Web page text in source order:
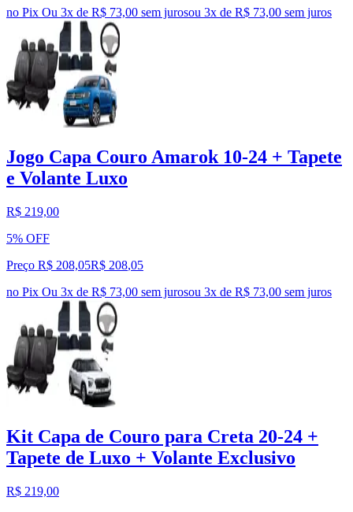
no Pix Ou 3x de R$ 73,00 sem jurosou 3x de R$ 73,00 sem juros
Jogo Capa Couro Amarok 10-24 + Tapete
e Volante Luxo
R$ 219,00
5% OFF
Preço R$ 208,05R$ 208,05
no Pix Ou 3x de R$ 73,00 sem jurosou 3x de R$ 73,00 sem juros
Kit Capa de Couro para Creta 20-24 +
Tapete de Luxo + Volante Exclusivo
R$ 219,00